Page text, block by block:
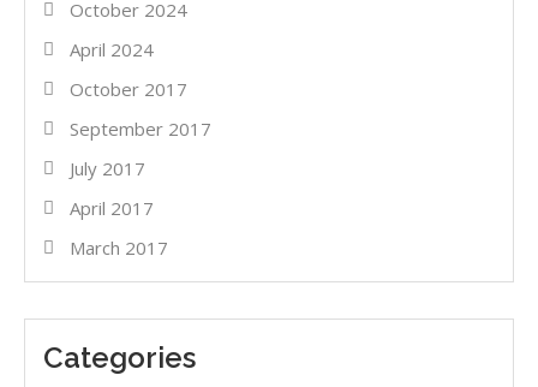
October 2024
April 2024
October 2017
September 2017
July 2017
April 2017
March 2017
Categories